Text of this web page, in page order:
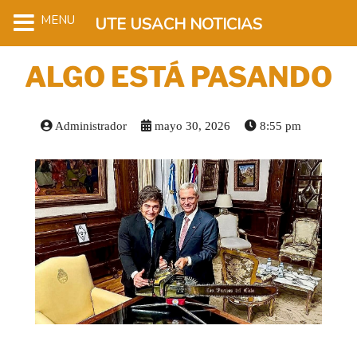
ALGO ESTÁ PASANDO
Administrador mayo 30, 2026 8:55 pm
MENU UTE USACH NOTICIAS